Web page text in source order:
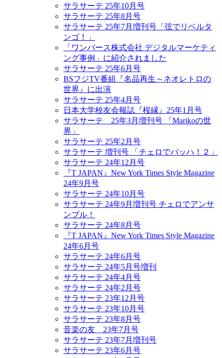
サラサーテ 25年10月号
サラサーテ 25年8月号
サラサーテ 25年7月増刊号「弦でリベルタ
ンゴ！」
「ワンバース株式会社 デジタルマーケティ
ング事例」に紹介されました
サラサーテ 25年6月号
BSフジTV番組『名品再生～ネオレトロの
世界』に出演
サラサーテ 25年4月号
日本大学校友会報誌『桜縁』25年1月号
サラサーテ 25年3月増刊号 「Marikoの世
界」
サラサーテ 25年2月号
サラサーテ 増刊号 「チェロでバッハ！２」
サラサーテ 24年12月号
『T JAPAN』New York Times Style Magazine
24年9月号
サラサーテ 24年10月号
サラサーテ 24年9月増刊号 チェロでアンサ
ンブル！
サラサーテ 24年8月号
『T JAPAN』New York Times Style Magazine
24年6月号
サラサーテ 24年6月号
サラサーテ 24年5月号増刊
サラサーテ 24年4月号
サラサーテ 24年2月号
サラサーテ 23年12月号
サラサーテ 23年10月号
サラサーテ 23年8月号
音楽の友 23年7月号
サラサーテ 23年7月増刊号
サラサーテ 23年6月号